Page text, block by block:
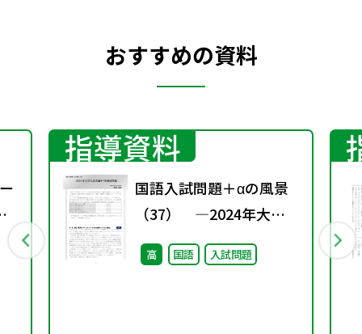
おすすめの資料
指導資料
国語入試問題＋αの風景
（37） ―2024年大学
入試共通テスト国語問題
高 国語 入試問題